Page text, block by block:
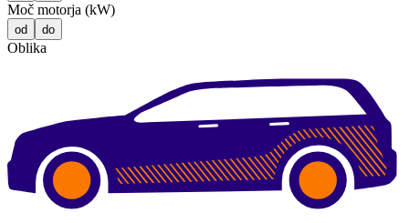
Moč motorja (kW)
od do
Oblika